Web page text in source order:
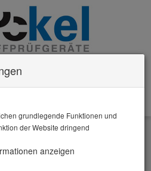
Zurück
Einengen von Laborproben
grundlegende Funktionen und
der Website dringend
anzeigen